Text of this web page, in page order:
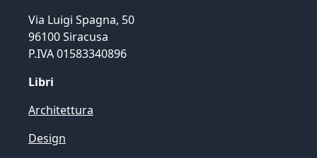
Via Luigi Spagna, 50
96100 Siracusa
P.IVA 01583340896
Libri
Architettura
Design